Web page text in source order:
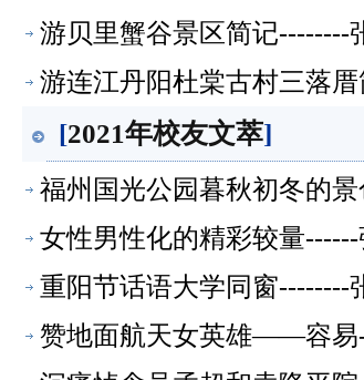
游贝里蟹谷景区简记--------
游连江丹阳杜棠古村三落
[2021年校友文萃]
福州国光公园暮秋初冬的
女性男性化的精彩较量
重阳节话语大学同窗--------
赞地面航天女英雄——容易